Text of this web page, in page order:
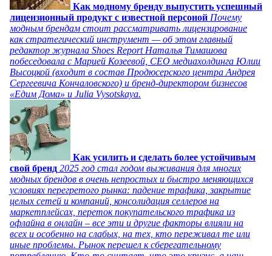
Как модному бренду выпустить успешный
лицензионный продукт с известной персоной Почему
модным брендам стоит рассматривать лицензирование
как стратегический инструмент — об этом главный
редактор журнала Shoes Report Наталья Тимашова
побеседовала с Марией Козеевой, СЕО медиахолдинга Юлии
Высоцкой (входит в состав Продюсерского центра Андрея
Сергеевича Кончаловского) и бренд-директором бизнесов
«Едим Дома» и Julia Vysotskaya.
Как усилить и сделать более устойчивым
свой бренд 2025 год стал годом выживания для многих
модных брендов в очень непростых и быстро меняющихся
условиях перегретого рынка: падение трафика, закрытие
целых сетей и компаний, консолидация селлеров на
маркетплейсах, переток покупательского трафика из
офлайна в онлайн – все эти и другие факторы влияли на
всех и особенно на слабых, на тех, кто переживал те или
иные проблемы. Рынок перешел к сберегательному